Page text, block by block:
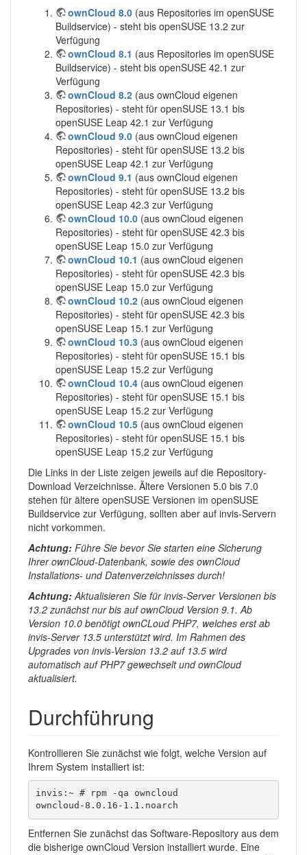
ownCloud 8.0 (aus Repositories im openSUSE
Buildservice) - steht bis openSUSE 13.2 zur
Verfügung
ownCloud 8.1 (aus Repositories im openSUSE
Buildservice) - steht bis openSUSE 42.1 zur
Verfügung
ownCloud 8.2 (aus ownCloud eigenen
Repositories) - steht für openSUSE 13.1 bis
openSUSE Leap 42.1 zur Verfügung
ownCloud 9.0 (aus ownCloud eigenen
Repositories) - steht für openSUSE 13.2 bis
openSUSE Leap 42.1 zur Verfügung
ownCloud 9.1 (aus ownCloud eigenen
Repositories) - steht für openSUSE 13.2 bis
openSUSE Leap 42.3 zur Verfügung
ownCloud 10.0 (aus ownCloud eigenen
Repositories) - steht für openSUSE 42.3 bis
openSUSE Leap 15.0 zur Verfügung
ownCloud 10.1 (aus ownCloud eigenen
Repositories) - steht für openSUSE 42.3 bis
openSUSE Leap 15.0 zur Verfügung
ownCloud 10.2 (aus ownCloud eigenen
Repositories) - steht für openSUSE 42.3 bis
openSUSE Leap 15.1 zur Verfügung
ownCloud 10.3 (aus ownCloud eigenen
Repositories) - steht für openSUSE 15.1 bis
openSUSE Leap 15.2 zur Verfügung
ownCloud 10.4 (aus ownCloud eigenen
Repositories) - steht für openSUSE 15.1 bis
openSUSE Leap 15.2 zur Verfügung
ownCloud 10.5 (aus ownCloud eigenen
Repositories) - steht für openSUSE 15.1 bis
openSUSE Leap 15.2 zur Verfügung
Die Links in der Liste zeigen jeweils auf die Repository-
Download Verzeichnisse. Ältere Versionen 5.0 bis 7.0
stehen für ältere openSUSE Versionen im openSUSE
Buildservice zur Verfügung, sollten aber auf invis-Servern
nicht vorkommen.
Achtung: Führe Sie bevor Sie starten eine Sicherung
Ihrer ownCloud-Datenbank, sowie des ownCloud
Installations- und Datenverzeichnisses durch!
Achtung:Aktualisieren Sie für invis-Server Versionen bis
13.2 zunächst nur bis auf ownCloud Version 9.1. Ab
Version 10.0 benötigt ownCLoud PHP7, welches erst ab
invis-Server 13.5 unterstützt wird. Im Rahmen des
Upgrades von invis-Version 13.2 auf 13.5 wird
automatisch auf PHP7 gewechselt und ownCloud
aktualisiert.
Durchführung
Kontrollieren Sie zunächst wie folgt, welche Version auf
Ihrem System installiert ist:
invis:~ # rpm -qa owncloud
owncloud-8.0.16-1.1.noarch
Entfernen Sie zunächst das Software-Repository aus dem
die bisherige ownCloud Version installiert wurde. Eine